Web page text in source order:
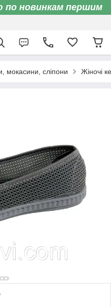
новинкам першим
мокасини, сліпони Жіночі